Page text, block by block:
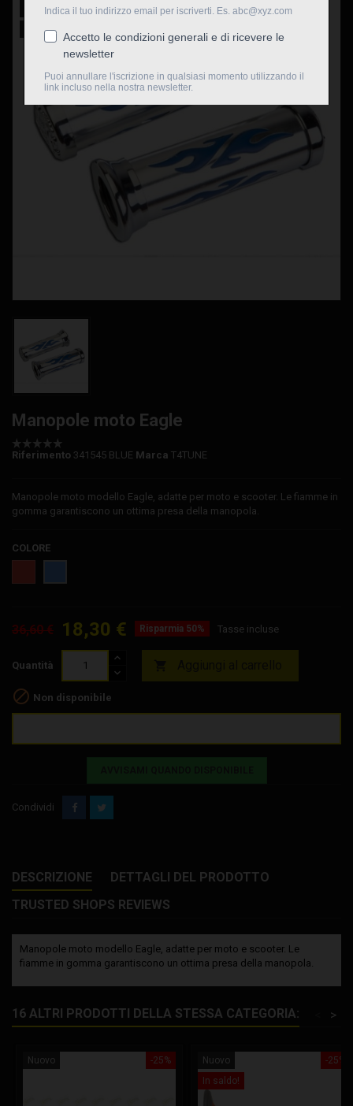
Nuovo
Non disponibile
Manopole moto Eagle
Riferimento 341545 BLUE Marca T4TUNE
Manopole moto modello Eagle, adatte per moto e scooter. Le fiamme in
gomma garantiscono un ottima presa della manopola.
COLORE
36,60 € 18,30 € Risparmia 50% Tasse incluse
Quantità
 Non disponibile
Condividi
DESCRIZIONE
DETTAGLI DEL PRODOTTO
TRUSTED SHOPS REVIEWS
Manopole moto modello Eagle, adatte per moto e scooter. Le
fiamme in gomma garantiscono un ottima presa della manopola.
16 ALTRI PRODOTTI DELLA STESSA CATEGORIA: >
-25%
Nuovo -25%
Nuovo
In saldo!